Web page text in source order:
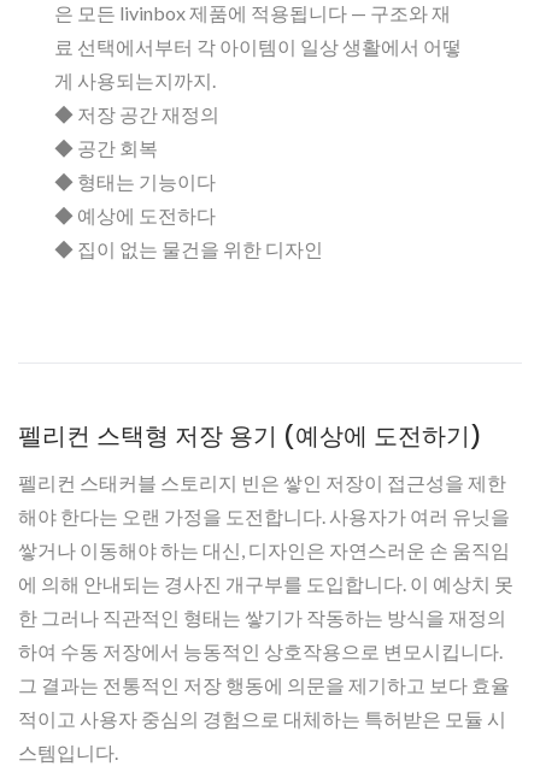
은 모든 livinbox 제품에 적용됩니다 — 구조와 재
료 선택에서부터 각 아이템이 일상 생활에서 어떻
게 사용되는지까지.
◆ 저장 공간 재정의
◆ 공간 회복
◆ 형태는 기능이다
◆ 예상에 도전하다
◆ 집이 없는 물건을 위한 디자인
펠리컨 스택형 저장 용기 (예상에 도전하기)
펠리컨 스태커블 스토리지 빈은 쌓인 저장이 접근성을 제한
해야 한다는 오랜 가정을 도전합니다. 사용자가 여러 유닛을
쌓거나 이동해야 하는 대신, 디자인은 자연스러운 손 움직임
에 의해 안내되는 경사진 개구부를 도입합니다. 이 예상치 못
한 그러나 직관적인 형태는 쌓기가 작동하는 방식을 재정의
하여 수동 저장에서 능동적인 상호작용으로 변모시킵니다.
그 결과는 전통적인 저장 행동에 의문을 제기하고 보다 효율
적이고 사용자 중심의 경험으로 대체하는 특허받은 모듈 시
스템입니다.